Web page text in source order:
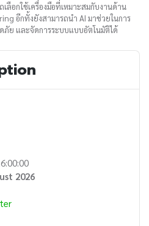
ลือกใช้เครื่องมือที่เหมาะสมกับงานด้าน
อีกทั้งยังสามารถนำ AI มาช่วยในการ
ย และจัดการระบบแบบอัตโนมัติได้
2026